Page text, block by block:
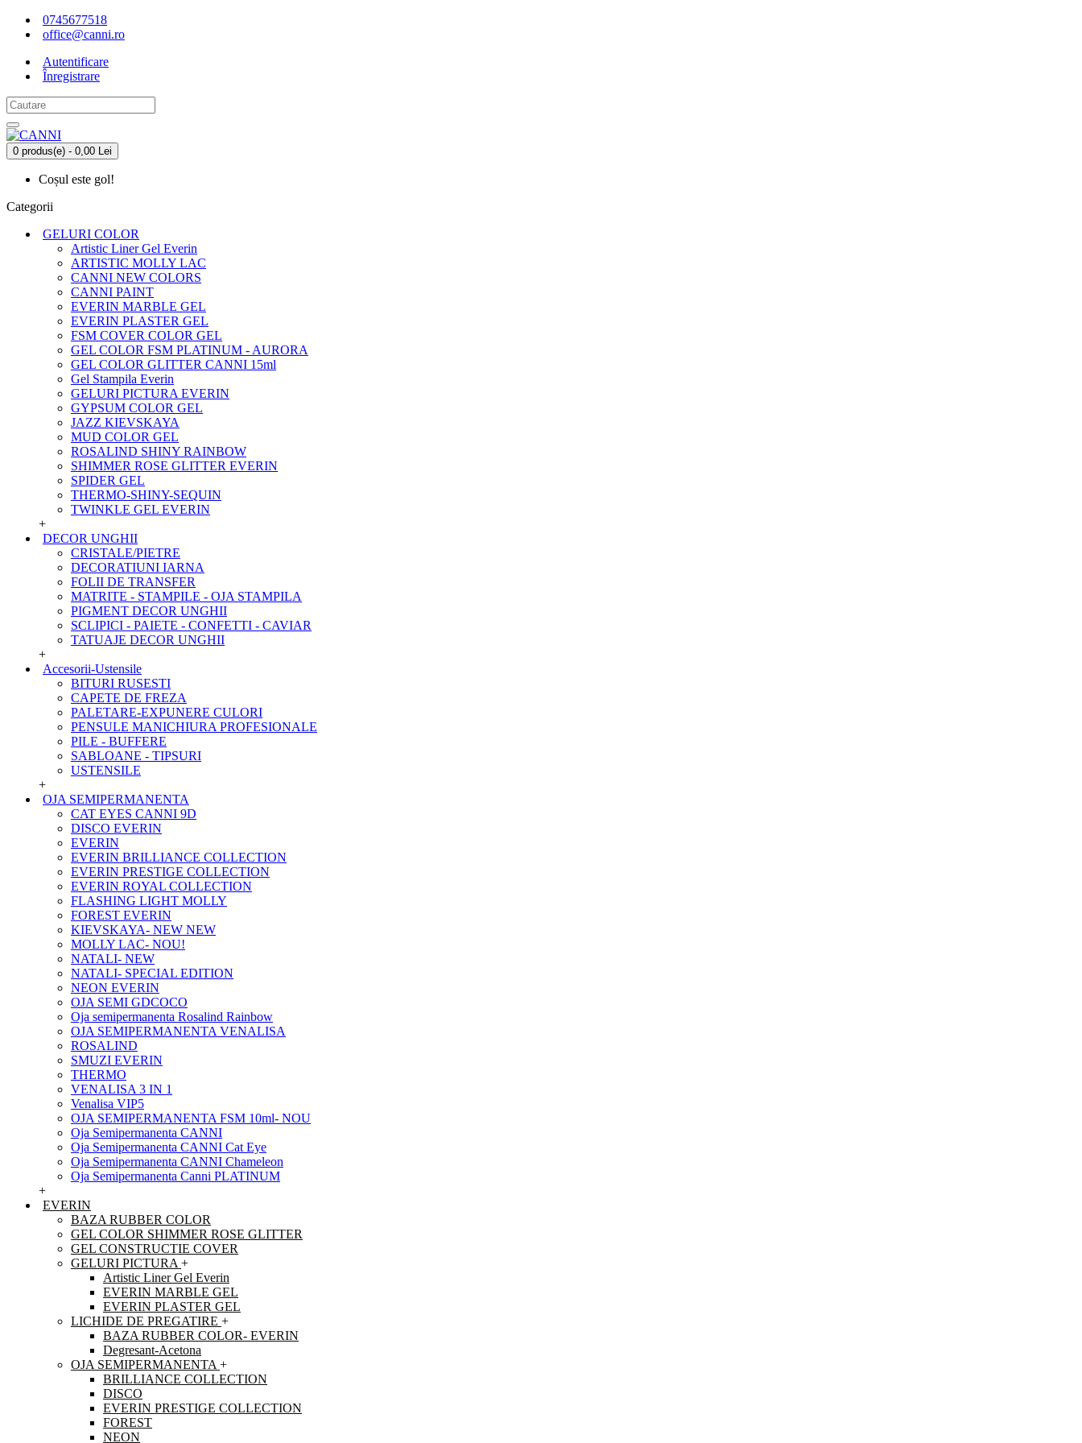
0745677518
office@canni.ro
Autentificare
Înregistrare
0 produs(e) - 0,00 Lei
Coșul este gol!
Categorii
GELURI COLOR
Artistic Liner Gel Everin
ARTISTIC MOLLY LAC
CANNI NEW COLORS
CANNI PAINT
EVERIN MARBLE GEL
EVERIN PLASTER GEL
FSM COVER COLOR GEL
GEL COLOR FSM PLATINUM - AURORA
GEL COLOR GLITTER CANNI 15ml
Gel Stampila Everin
GELURI PICTURA EVERIN
GYPSUM COLOR GEL
JAZZ KIEVSKAYA
MUD COLOR GEL
ROSALIND SHINY RAINBOW
SHIMMER ROSE GLITTER EVERIN
SPIDER GEL
THERMO-SHINY-SEQUIN
TWINKLE GEL EVERIN
+
DECOR UNGHII
CRISTALE/PIETRE
DECORATIUNI IARNA
FOLII DE TRANSFER
MATRITE - STAMPILE - OJA STAMPILA
PIGMENT DECOR UNGHII
SCLIPICI - PAIETE - CONFETTI - CAVIAR
TATUAJE DECOR UNGHII
+
Accesorii-Ustensile
BITURI RUSESTI
CAPETE DE FREZA
PALETARE-EXPUNERE CULORI
PENSULE MANICHIURA PROFESIONALE
PILE - BUFFERE
SABLOANE - TIPSURI
USTENSILE
+
OJA SEMIPERMANENTA
CAT EYES CANNI 9D
DISCO EVERIN
EVERIN
EVERIN BRILLIANCE COLLECTION
EVERIN PRESTIGE COLLECTION
EVERIN ROYAL COLLECTION
FLASHING LIGHT MOLLY
FOREST EVERIN
KIEVSKAYA- NEW NEW
MOLLY LAC- NOU!
NATALI- NEW
NATALI- SPECIAL EDITION
NEON EVERIN
OJA SEMI GDCOCO
Oja semipermanenta Rosalind Rainbow
OJA SEMIPERMANENTA VENALISA
ROSALIND
SMUZI EVERIN
THERMO
VENALISA 3 IN 1
Venalisa VIP5
OJA SEMIPERMANENTA FSM 10ml- NOU
Oja Semipermanenta CANNI
Oja Semipermanenta CANNI Cat Eye
Oja Semipermanenta CANNI Chameleon
Oja Semipermanenta Canni PLATINUM
+
EVERIN
BAZA RUBBER COLOR
GEL COLOR SHIMMER ROSE GLITTER
GEL CONSTRUCTIE COVER
GELURI PICTURA +
Artistic Liner Gel Everin
EVERIN MARBLE GEL
EVERIN PLASTER GEL
LICHIDE DE PREGATIRE +
BAZA RUBBER COLOR- EVERIN
Degresant-Acetona
OJA SEMIPERMANENTA +
BRILLIANCE COLLECTION
DISCO
EVERIN PRESTIGE COLLECTION
FOREST
NEON